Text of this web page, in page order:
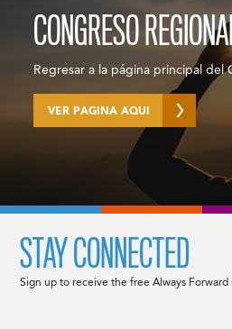
CONGRESO
Regresar a la página principal del
VER PAGINA AQUI
STAY CONNECTED
Sign up to receive the free Always Forward